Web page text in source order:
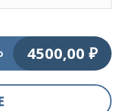
4500,00 ₽